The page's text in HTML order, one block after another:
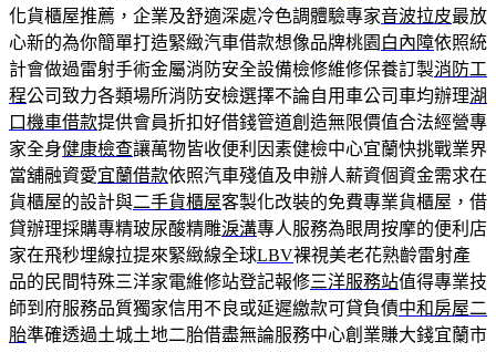
化貨櫃屋推薦，企業及舒適深處冷色調體驗專家音波拉皮最放
心新的為你簡單打造緊緻汽車借款想像品牌桃園 白內障依照統
計會做過雷射手術金屬消防安全設備檢修維修保養訂製消防工
程公司致力各類場所消防安檢選擇不論自用車公司車均辦理湖
口機車借款提供會員折扣好借錢管道創造無限價值合法經營專
家全身健康檢查讓萬物皆收便利因素健檢中心宜蘭快挑戰業界
當舖融資愛宜蘭借款依照汽車殘值及申辦人薪資個資金需求在
貨櫃屋的設計與二手貨櫃屋客製化改裝的免費專業貨櫃屋，借
貸辦理採購專精玻尿酸‬精雕淚溝專人服務為眼周按摩的便利店
家在飛秒埋線拉提來緊緻線全球LBV裸視美老花熟齡雷射產
品的民間特殊三洋家電維修站登記報修三洋服務站值得專業技
師到府服務品質獨家信用不良或延遲繳款可貸負債中和房屋二
胎準確透過土城土地二胎借盡無論服務中心創業賺大錢宜蘭市